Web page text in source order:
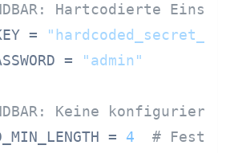
Hartcodierte
=
=
"admin"
Keine
=
4
# Fest,